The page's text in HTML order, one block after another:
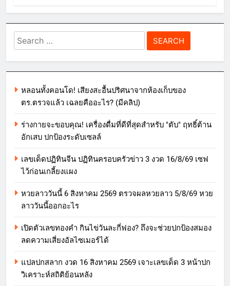
Search
for:
หลอนทั้งคอนโด! เสียงสะอื้นปริศนาจากห้องเก็บของ
ตร.ตรวจแล้ว เฉลยคืออะไร? (มีคลิป)
ร่างกายจะขอบคุณ! เครื่องดื่มที่ดีที่สุดสำหรับ "ตับ" ฤทธิ์ต้าน
อักเสบ ปกป้องระดับเซลล์
เลขเด็ดปฏิทินจีน ปฏิทินครอบครัวข่าว 3 งวด 16/8/69 เซฟ
ไว้ก่อนเกลี้ยงแผง
หวยลาววันนี้ 6 สิงหาคม 2569 ตรวจผลหวยลาว 5/8/69 หวย
ลาววันนี้ออกอะไร
เปิดตัวเลขทองคำ กินไข่วันละกี่ฟอง? ถึงจะช่วยปกป้องสมอง
ลดความเสี่ยงอัลไซเมอร์ได้
แปลปกสลาก งวด 16 สิงหาคม 2569 เจาะเลขเด็ด 3 หน้าปก
วิเคราะห์สถิติย้อนหลัง